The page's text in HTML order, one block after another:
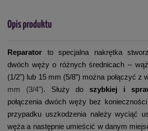
Opis produktu
Reparator to specjalna nakrętka
dwóch węży o różnych średnicach –
(1/2") lub 15 mm (5/8”) można połączyć z
mm (3/4"). Służy do szybkiej i
połączenia dwóch węży bez
przypadku uszkodzenia należy wyciąć
węża a następnie umieścić w danym